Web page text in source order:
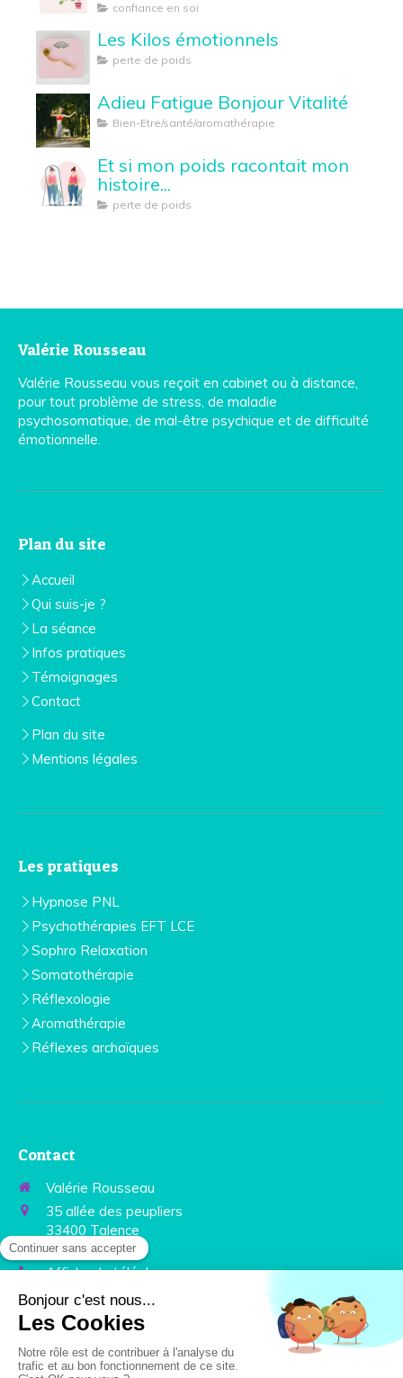
confiance en soi
Les Kilos émotionnels
perte de poids
Adieu Fatigue Bonjour Vitalité
Bien-Etre/santé/aromathérapie
Et si mon poids racontait mon
histoire...
perte de poids
Valérie Rousseau
Valérie Rousseau vous reçoit en cabinet ou à distance,
pour tout problème de stress, de maladie
psychosomatique, de mal-être psychique et de difficulté
émotionnelle.
Plan du site
Accueil
Qui suis-je ?
La séance
Infos pratiques
Témoignages
Contact
Plan du site
Mentions légales
Les pratiques
Hypnose PNL
Psychothérapies EFT LCE
Sophro Relaxation
Somatothérapie
Réflexologie
Aromathérapie
Réflexes archaïques
Contact
Valérie Rousseau
35 allée des peupliers
33400 Talence
France
Afficher le téléphone
Prendre rendez-vous